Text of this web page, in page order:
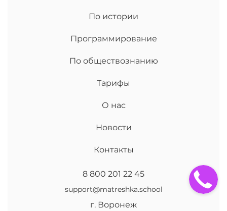
По истории
Программирование
По обществознанию
Тарифы
О нас
Новости
Контакты
8 800 201 22 45
support@matreshka.school
г. Воронеж